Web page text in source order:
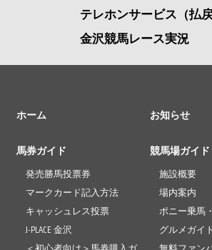
テレホンサービス（払戻
金沢競馬レース実況
ホーム お知らせ
馬券ガイド
発売勝馬投票券
マークカード記入方法
キャッシュレス投票
J-PLACE 金沢
競馬場ガイド
施設概要
場内案内
ポニー乗馬
グルメガイ